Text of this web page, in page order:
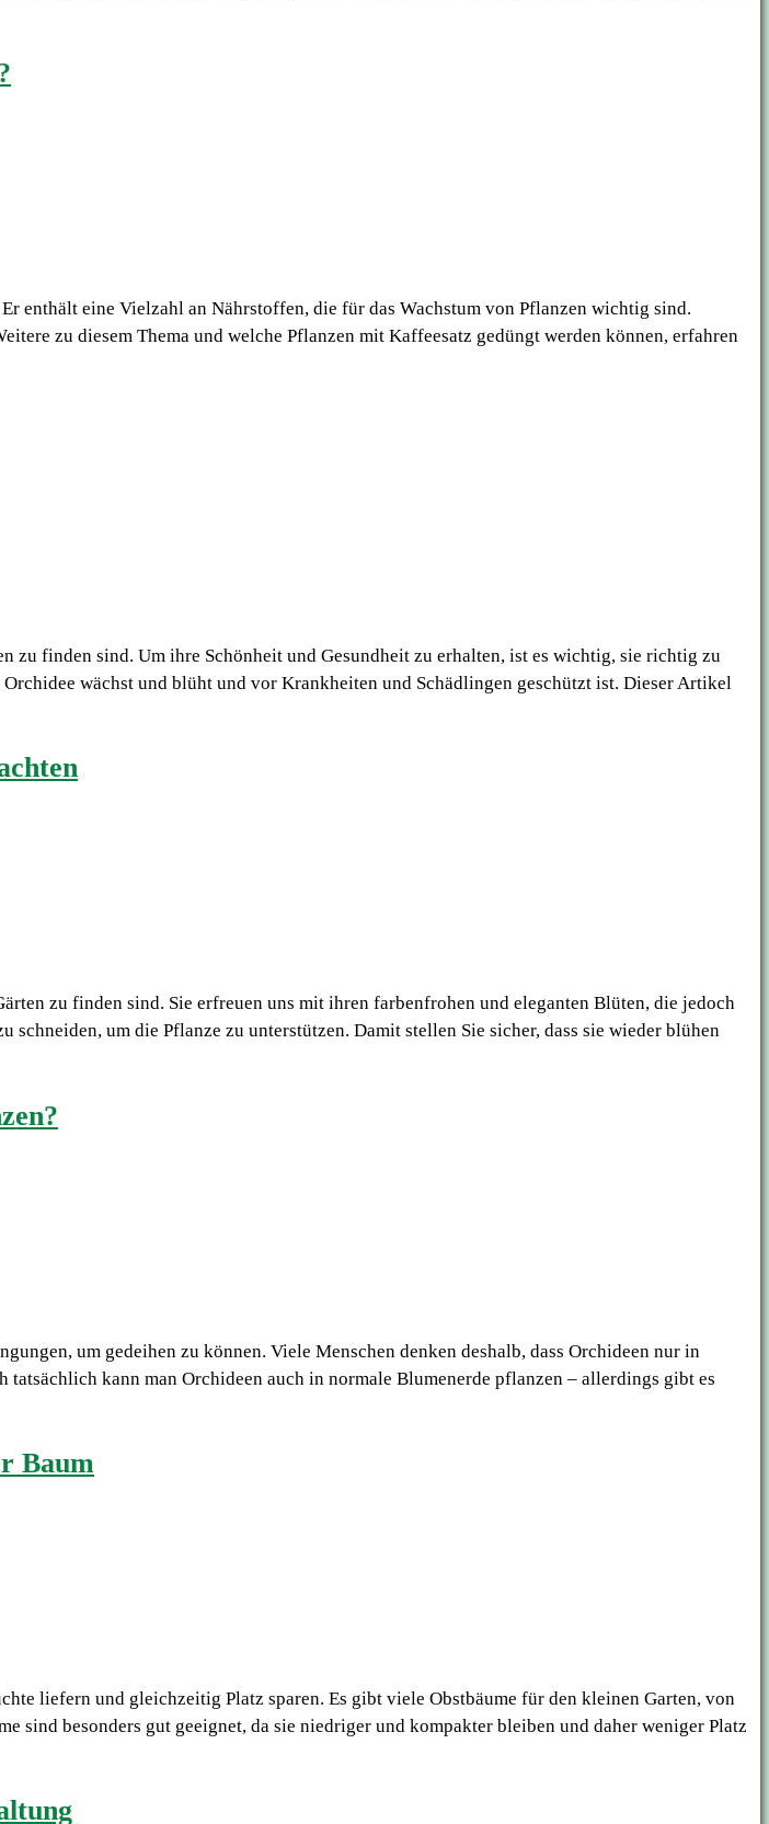
enthält eine Vielzahl an Nährstoffen, die für das Wachstum von Pflanzen wichtig sind.
zu diesem Thema und welche Pflanzen mit Kaffeesatz gedüngt werden können, erfahren
zu finden sind. Um ihre Schönheit und Gesundheit zu erhalten, ist es wichtig, sie richtig zu
wächst und blüht und vor Krankheiten und Schädlingen geschützt ist. Dieser Artikel
zu finden sind. Sie erfreuen uns mit ihren farbenfrohen und eleganten Blüten, die jedoch
um die Pflanze zu unterstützen. Damit stellen Sie sicher, dass sie wieder blühen
um gedeihen zu können. Viele Menschen denken deshalb, dass Orchideen nur in
kann man Orchideen auch in normale Blumenerde pflanzen – allerdings gibt es
Baum
liefern und gleichzeitig Platz sparen. Es gibt viele Obstbäume für den kleinen Garten, von
sind besonders gut geeignet, da sie niedriger und kompakter bleiben und daher weniger Platz